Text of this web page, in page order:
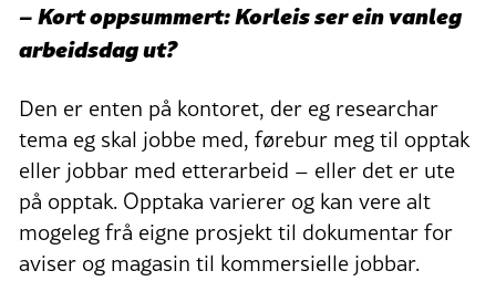
– Kort oppsummert: Korleis ser ein vanleg
arbeidsdag ut?
Den er enten på kontoret, der eg researchar
tema eg skal jobbe med, førebur meg til opptak
eller jobbar med etterarbeid – eller det er ute
på opptak. Opptaka varierer og kan vere alt
mogeleg frå eigne prosjekt til dokumentar for
aviser og magasin til kommersielle jobbar.